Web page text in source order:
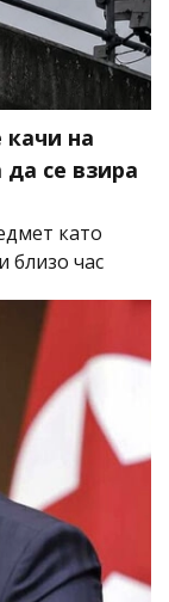
качи на
се взира
като
близо час